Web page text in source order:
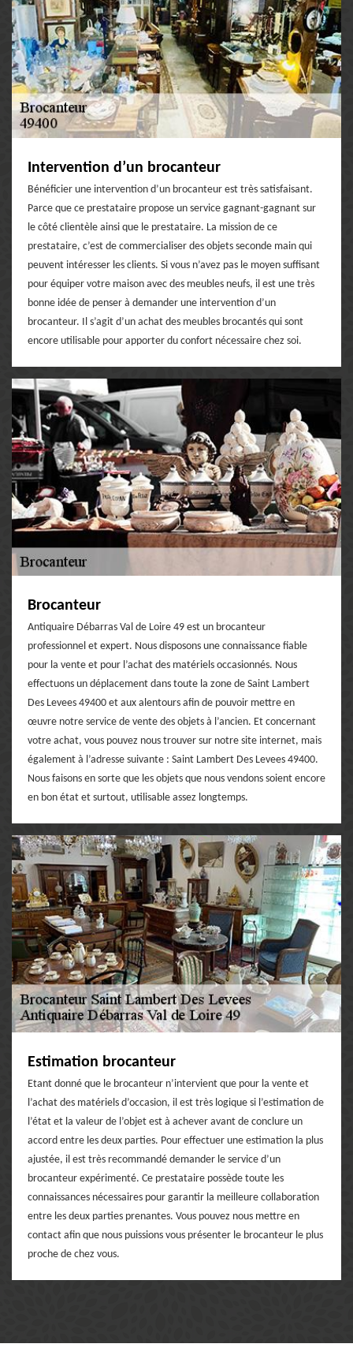
Intervention d’un brocanteur
Bénéficier une intervention d’un brocanteur est très satisfaisant.
Parce que ce prestataire propose un service gagnant-gagnant sur
le côté clientèle ainsi que le prestataire. La mission de ce
prestataire, c’est de commercialiser des objets seconde main qui
peuvent intéresser les clients. Si vous n’avez pas le moyen suffisant
pour équiper votre maison avec des meubles neufs, il est une très
bonne idée de penser à demander une intervention d’un
brocanteur. Il s’agit d’un achat des meubles brocantés qui sont
encore utilisable pour apporter du confort nécessaire chez soi.
Brocanteur
Antiquaire Débarras Val de Loire 49 est un brocanteur
professionnel et expert. Nous disposons une connaissance fiable
pour la vente et pour l’achat des matériels occasionnés. Nous
effectuons un déplacement dans toute la zone de Saint Lambert
Des Levees 49400 et aux alentours afin de pouvoir mettre en
œuvre notre service de vente des objets à l’ancien. Et concernant
votre achat, vous pouvez nous trouver sur notre site internet, mais
également à l’adresse suivante : Saint Lambert Des Levees 49400.
Nous faisons en sorte que les objets que nous vendons soient encore
en bon état et surtout, utilisable assez longtemps.
Estimation brocanteur
Etant donné que le brocanteur n’intervient que pour la vente et
l’achat des matériels d’occasion, il est très logique si l’estimation de
l’état et la valeur de l’objet est à achever avant de conclure un
accord entre les deux parties. Pour effectuer une estimation la plus
ajustée, il est très recommandé demander le service d’un
brocanteur expérimenté. Ce prestataire possède toute les
connaissances nécessaires pour garantir la meilleure collaboration
entre les deux parties prenantes. Vous pouvez nous mettre en
contact afin que nous puissions vous présenter le brocanteur le plus
proche de chez vous.